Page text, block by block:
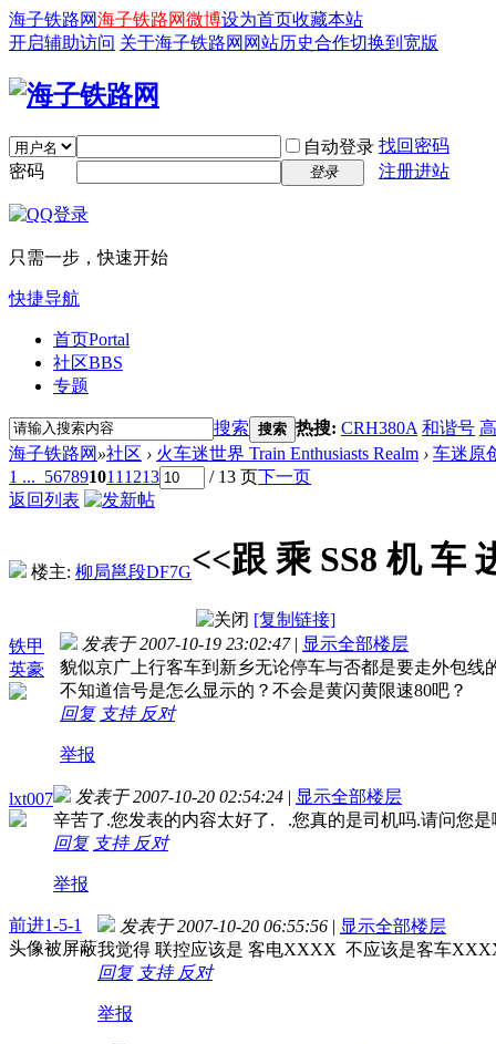
海子铁路网海子铁路网微博设为首页收藏本站
开启辅助访问 关于海子铁路网 网站历史合作切换到宽版
自动登录 找回密码
密码
登录 注册进站
只需一步，快速开始
快捷导航
首页Portal
社区BBS
专题
搜索 搜索 热搜: CRH380A 和谐号
海子铁路网 »社区 › 火车迷世界 Train Enthusiasts Realm › 车迷原
1 ... 567891011 1213 / 13 页下一页
返回列表
楼主: 柳局邕段DF7G<<跟 乘 SS8 机 车
[复制链接]
铁甲
英豪
发表于 2007-10-19 23:02:47 | 显示全部楼层
貌似京广上行客车到新乡无论停车与否都是要走外包线
不知道信号是怎么显示的？不会是黄闪黄限速80吧？
回复 支持 反对
举报
lxt007 发表于 2007-10-20 02:54:24 | 显示全部楼层
辛苦了.您发表的内容太好了. .您真的是司机吗.请问您
回复 支持 反对
举报
前进1-5-1
头像被屏蔽
发表于 2007-10-20 06:55:56 | 显示全部楼层
我觉得 联控应该是 客电XXXX 不应该是客车
回复 支持 反对
举报